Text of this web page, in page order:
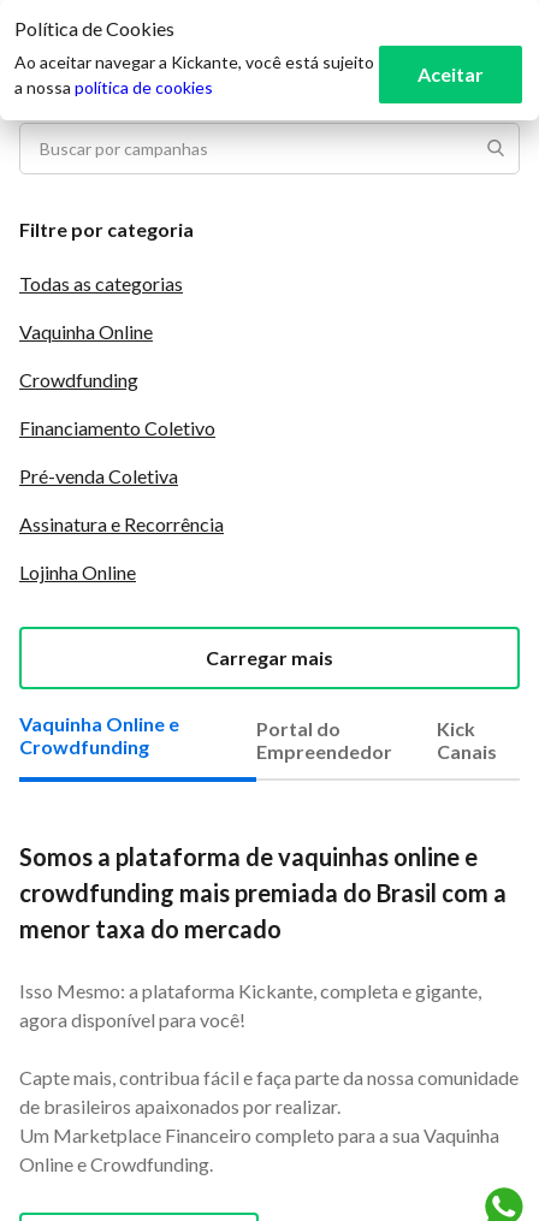
Vaquinha Online e
Crowdfunding
Portal do
Empreendedor
Kick
Canais
Somos a plataforma de vaquinhas online e
crowdfunding mais premiada do Brasil com a
menor taxa do mercado
Isso Mesmo: a plataforma Kickante, completa e gigante,
agora disponível para você!
Capte mais, contribua fácil e faça parte da nossa comunidade
de brasileiros apaixonados por realizar.
Um Marketplace Financeiro completo para a sua Vaquinha
Online e Crowdfunding.
Filtre por categoria
Todas as categorias
Vaquinha Online
Crowdfunding
Financiamento Coletivo
Pré-venda Coletiva
Assinatura e Recorrência
Lojinha Online
Carregar mais
Política de Cookies
Ao aceitar navegar a Kickante, você está sujeito
a nossa política de cookies
Aceitar